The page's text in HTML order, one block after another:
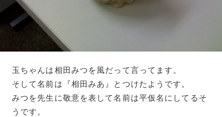
玉ちゃんは相田みつを風だって言ってます。
そして名前は『相田みあ』とつけたようです。
みつを先生に敬意を表して名前は平仮名にしてるそ
うです。